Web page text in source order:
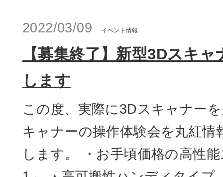
2022/03/09 イベント情報
【募集終了】新型3Dスキ
します
この度、実際に3Dスキャナー
キャナーの操作体験会を丸紅
します。 ・お手頃価格の高性